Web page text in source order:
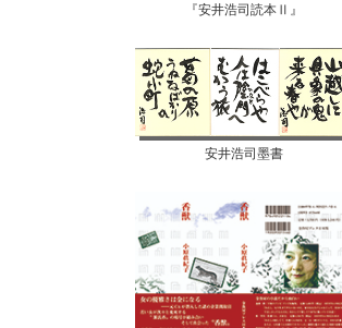
『安井浩司読本Ⅱ』
安井浩司墨書